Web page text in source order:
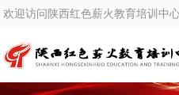
欢迎访问陕西红色薪火教育培训中